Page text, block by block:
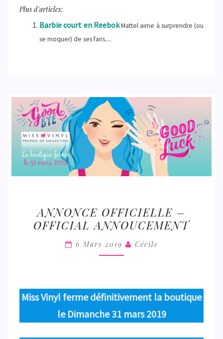
Plus d'articles:
Barbie court en ReebokMattel aime à surprendre (ou
se moquer) de ses fans....
OFFICIELLE
–
OFFICIAL
ANNOUCEMENT
ANNONCE OFFICIELLE –
OFFICIAL ANNOUCEMENT
6 Mars 2019 Cécile
Miss Vinyl ferme définitivement la boutique
le Dimanche 31 mars 2019